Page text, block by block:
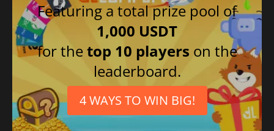
Featuring a total prize pool of
1,000 USDT
for thetop 10 players on the
leaderboard.
4 WAYS TO WIN BIG!